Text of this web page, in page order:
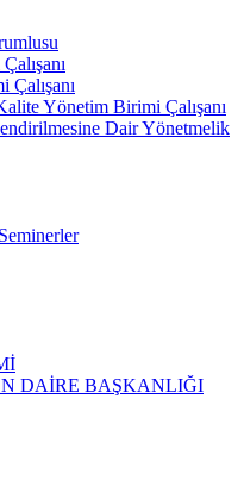
Yönetim Birimi Çalışanı
Dair Yönetmelik
DAİRE BAŞKANLIĞI